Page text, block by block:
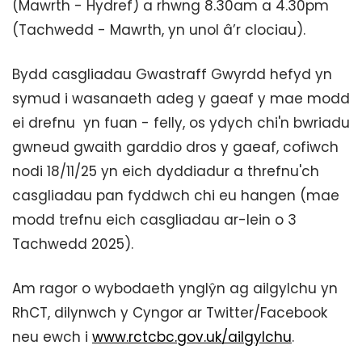
(Mawrth - Hydref) a rhwng 8.30am a 4.30pm
(Tachwedd - Mawrth, yn unol â’r clociau).
Bydd casgliadau Gwastraff Gwyrdd hefyd yn
symud i wasanaeth adeg y gaeaf y mae modd
ei drefnu yn fuan - felly, os ydych chi'n bwriadu
gwneud gwaith garddio dros y gaeaf, cofiwch
nodi 18/11/25 yn eich dyddiadur a threfnu'ch
casgliadau pan fyddwch chi eu hangen (mae
modd trefnu eich casgliadau ar-lein o 3
Tachwedd 2025).
Am ragor o wybodaeth ynglŷn ag ailgylchu yn
RhCT, dilynwch y Cyngor ar Twitter/Facebook
neu ewch i www.rctcbc.gov.uk/ailgylchu.